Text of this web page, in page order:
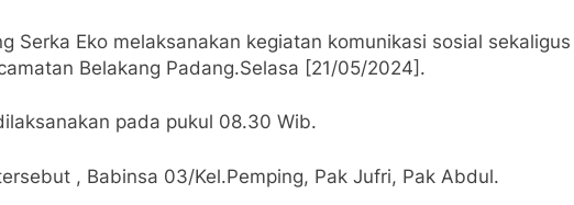
Serka Eko melaksanakan kegiatan komunikasi sosial
Belakang Padang.Selasa [21/05/2024].
pada pukul 08.30 Wib.
, Babinsa 03/Kel.Pemping, Pak Jufri, Pak Abdul.